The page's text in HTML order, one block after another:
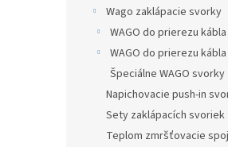
Wago zaklápacie svorky
WAGO do prierezu
WAGO do prierezu
Špeciálne WAGO svorky
Napichovacie push-in
Sety zaklápacích svoriek
Teplom zmršťovacie